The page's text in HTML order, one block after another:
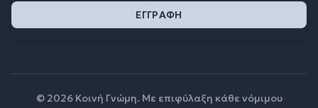
© 2026 Κοινή Γνώμη. Με επιφύλαξη κάθε νόμιμου